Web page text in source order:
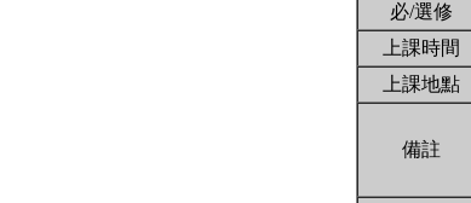
必/選修
上課時間
上課地點
備註